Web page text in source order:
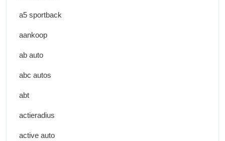
a5 sportback
aankoop
ab auto
abc autos
abt
actieradius
active auto